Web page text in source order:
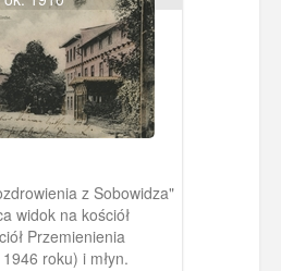
Gdańskiej). W
dworze znajduje
Dwór Oliwski (przed II
prowadził Hugo
z Sobowidza"
widok na kościół
Przemienienia
roku) i młyn.